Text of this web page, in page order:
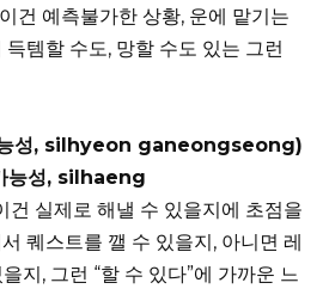
이건 예측불가한 상황, 운에 맡기는
템할 수도, 망할 수도 있는 그런
능성, silhyeon ganeongseong)
능성, silhaeng
건 실제로 해낼 수 있을지에 초점을
퀘스트를 깰 수 있을지, 아니면 레
지, 그런 “할 수 있다”에 가까운 느